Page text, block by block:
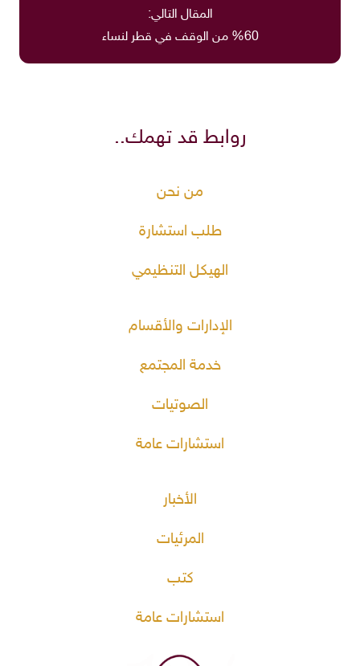
المقال التالي:
%60 من الوقف في قطر لنساء
روابط قد تهمك..
من نحن
طلب استشارة
الهيكل التنظيمي
الإدارات والأقسام
خدمة المجتمع
الصوتيات
استشارات عامة
الأخبار
المرئيات
كتب
استشارات عامة